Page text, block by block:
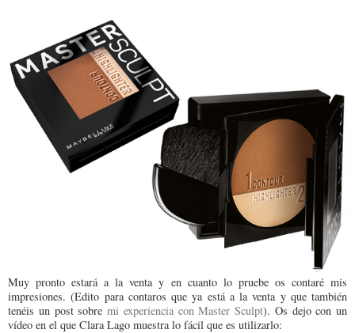
Muy pronto estará a la venta y en cuanto lo pruebe os contaré mis
impresiones. (Edito para contaros que ya está a la venta y que también
tenéis un post sobre mi experiencia con Master Sculpt). Os dejo con un
vídeo en el que Clara Lago muestra lo fácil que es utilizarlo: